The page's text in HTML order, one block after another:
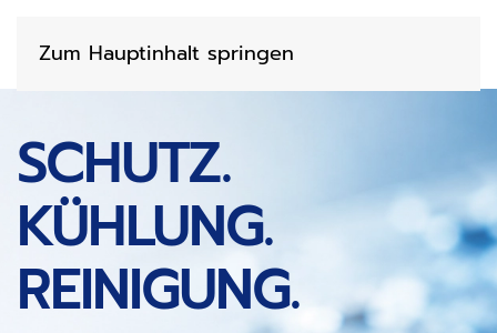
Zum Hauptinhalt springen
SCHUTZ.
KÜHLUNG.
REINIGUNG.